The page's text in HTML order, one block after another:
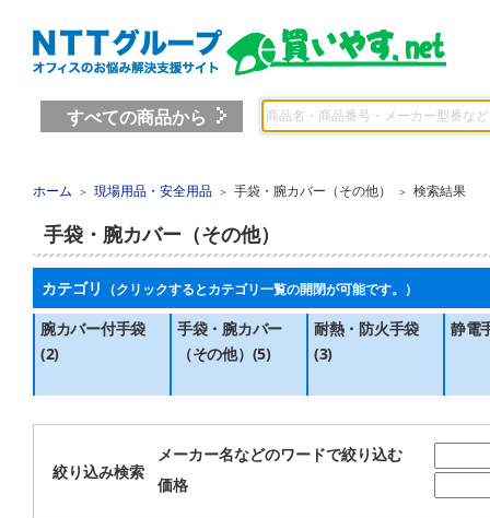
すべての商品から
ホーム ＞ 現場用品・安全用品 ＞ 手袋・腕カバー（その他） ＞ 検索結果
手袋・腕カバー（その他）
カテゴリ （クリックするとカテゴリ一覧の開閉が可能です。）
腕カバー付手袋
(2)
手袋・腕カバー
（その他）(5)
耐熱・防火手袋
(3)
静電
絞り込み検索
メーカー名などのワードで絞り込む
価格